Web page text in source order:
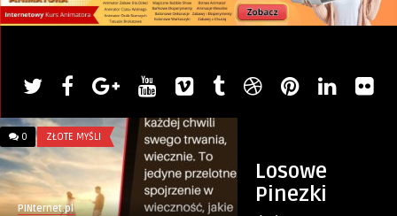
Losowe
Pinezki
0 ZŁOTE MYŚLI
PINternet.pl